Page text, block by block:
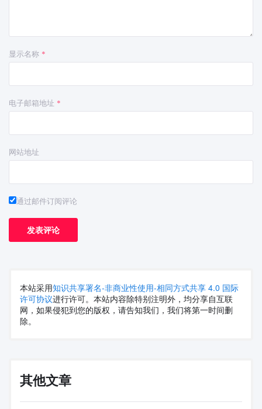
显示名称 *
电子邮箱地址 *
网站地址
通过邮件订阅评论
本站采用知识共享署名-非商业性使用-相同方式共享 4.0 国际
许可协议进行许可。本站内容除特别注明外，均分享自互联
网，如果侵犯到您的版权，请告知我们，我们将第一时间删
除。
其他文章